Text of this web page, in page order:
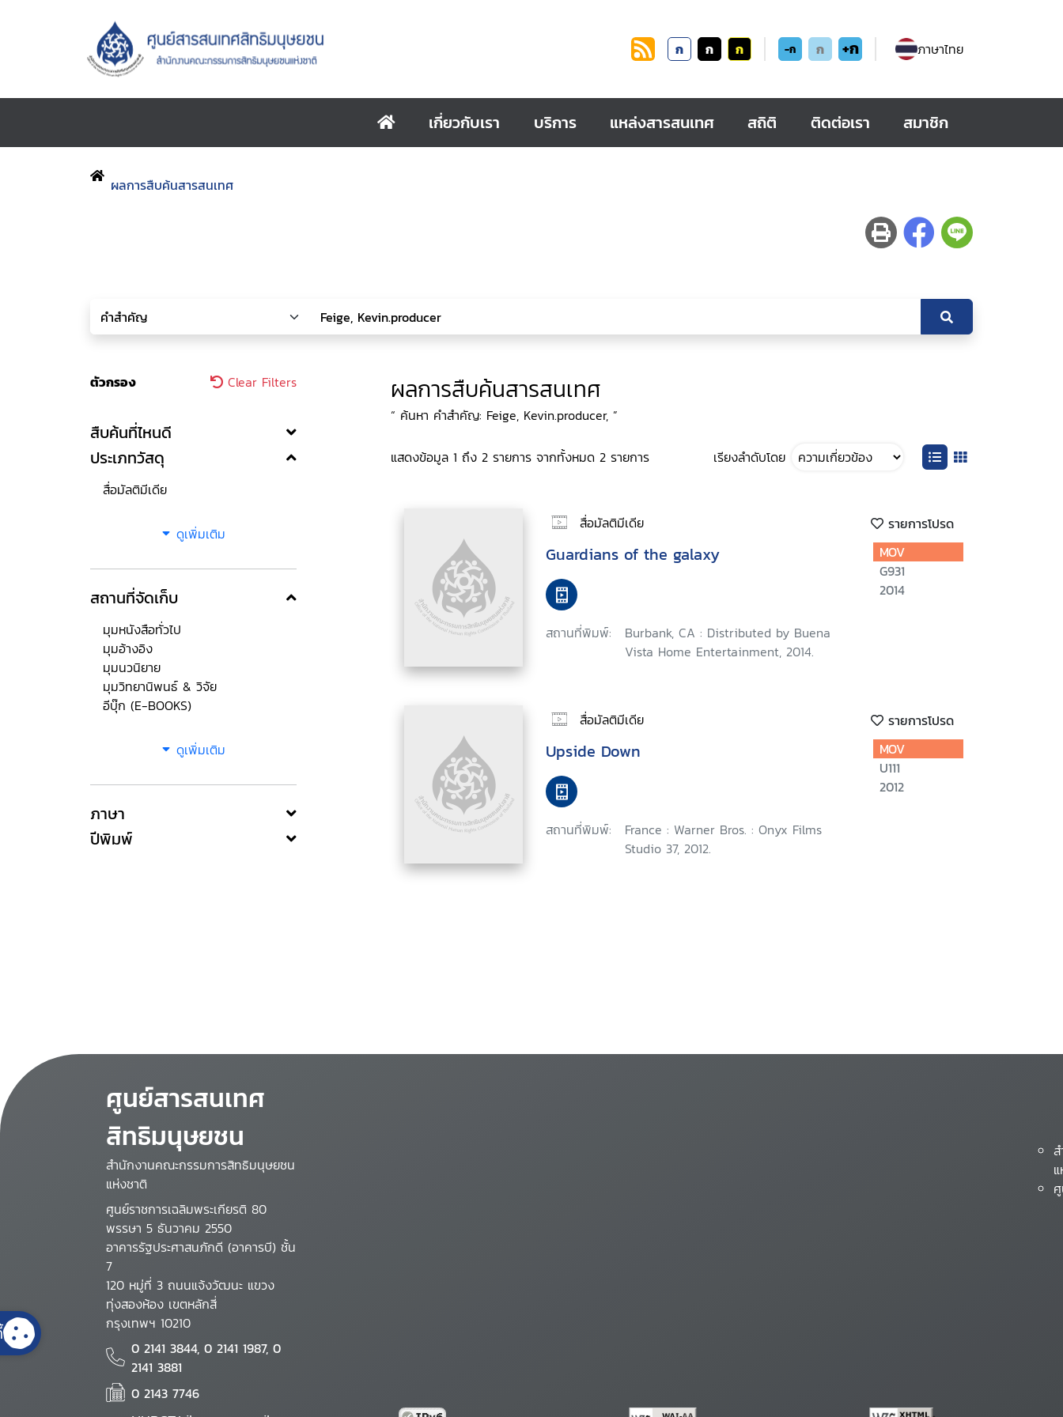
ก ก ก -ก ก +ก ภาษาไทย
เกี่ยวกับเรา บริการ แหล่งสารสนเทศ สถิติ ติดต่อเรา สมาชิก
ผลการสืบค้นสารสนเทศ
ตัวกรอง Clear Filters
สืบค้นที่ไหนดี
ประเภทวัสดุ
สื่อมัลติมีเดีย
ดูเพิ่มเติม
สถานที่จัดเก็บ
มุมหนังสือทั่วไป
มุมอ้างอิง
มุมนวนิยาย
มุมวิทยานิพนธ์ & วิจัย
อีบุ๊ก (E-BOOKS)
ดูเพิ่มเติม
ภาษา
ปีพิมพ์
ผลการสืบค้นสารสนเทศ
“ ค้นหา คำสำคัญ: Feige, Kevin.producer, ”
แสดงข้อมูล 1 ถึง 2 รายการ จากทั้งหมด 2 รายการ เรียงลำดับโดย
สื่อมัลติมีเดีย รายการโปรด
Guardians of the galaxy
สถานที่พิมพ์:
Burbank, CA : Distributed by Buena
Vista Home Entertainment, 2014.
MOV
G931
2014
สื่อมัลติมีเดีย รายการโปรด
Upside Down
สถานที่พิมพ์:
France : Warner Bros. : Onyx Films
Studio 37, 2012.
MOV
U111
2012
ศูนย์สารสนเทศ
สิทธิมนุษยชน
สำนักงานคณะกรรมการสิทธิมนุษยชน
แห่งชาติ
ศูนย์ราชการเฉลิมพระเกียรติ 80
พรรษา 5 ธันวาคม 2550
อาคารรัฐประศาสนภักดี (อาคารบี) ชั้น
7
120 หมู่ที่ 3 ถนนแจ้งวัฒนะ แขวง
ทุ่งสองห้อง เขตหลักสี่
กรุงเทพฯ 10210
0 2141 3844, 0 2141 1987, 0
2141 3881
0 2143 7746